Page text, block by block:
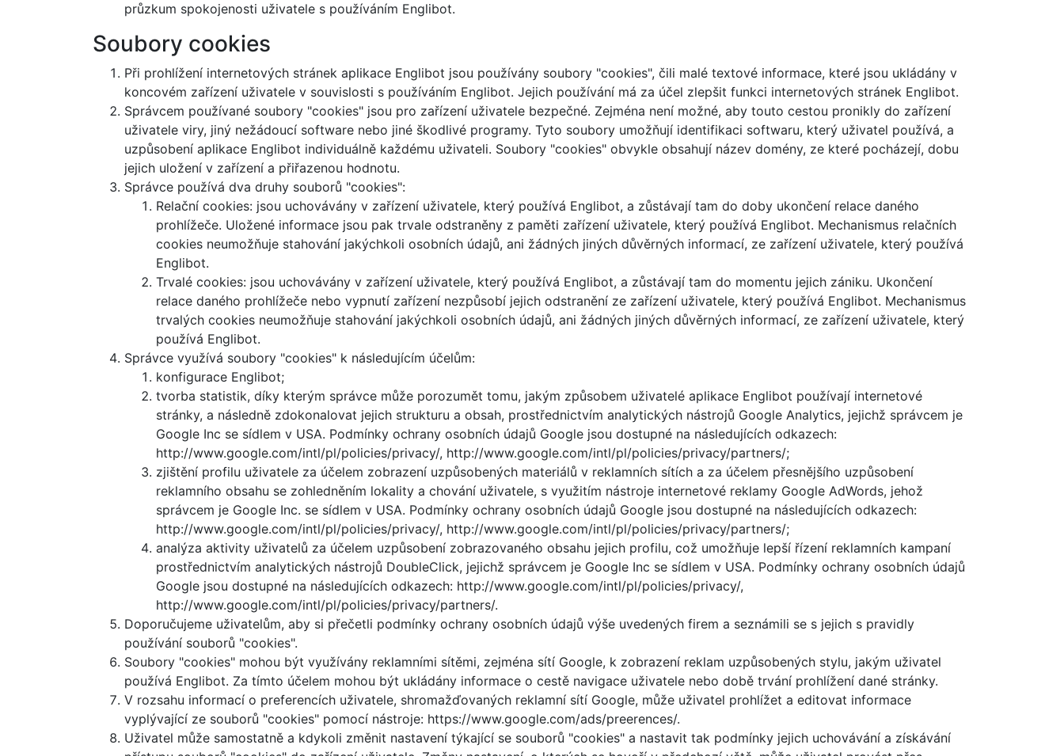
průzkum spokojenosti uživatele s používáním Englibot.
Soubory cookies
Při prohlížení internetových stránek aplikace Englibot jsou používány soubory "cookies", čili malé textové informace, které jsou ukládány v
koncovém zařízení uživatele v souvislosti s používáním Englibot. Jejich používání má za účel zlepšit funkci internetových stránek Englibot.
Správcem používané soubory "cookies" jsou pro zařízení uživatele bezpečné. Zejména není možné, aby touto cestou pronikly do zařízení
uživatele viry, jiný nežádoucí software nebo jiné škodlivé programy. Tyto soubory umožňují identifikaci softwaru, který uživatel používá, a
uzpůsobení aplikace Englibot individuálně každému uživateli. Soubory "cookies" obvykle obsahují název domény, ze které pocházejí, dobu
jejich uložení v zařízení a přiřazenou hodnotu.
Správce používá dva druhy souborů "cookies":
Relační cookies: jsou uchovávány v zařízení uživatele, který používá Englibot, a zůstávají tam do doby ukončení relace daného
prohlížeče. Uložené informace jsou pak trvale odstraněny z paměti zařízení uživatele, který používá Englibot. Mechanismus relačních
cookies neumožňuje stahování jakýchkoli osobních údajů, ani žádných jiných důvěrných informací, ze zařízení uživatele, který používá
Englibot.
Trvalé cookies: jsou uchovávány v zařízení uživatele, který používá Englibot, a zůstávají tam do momentu jejich zániku. Ukončení
relace daného prohlížeče nebo vypnutí zařízení nezpůsobí jejich odstranění ze zařízení uživatele, který používá Englibot. Mechanismus
trvalých cookies neumožňuje stahování jakýchkoli osobních údajů, ani žádných jiných důvěrných informací, ze zařízení uživatele, který
používá Englibot.
Správce využívá soubory "cookies" k následujícím účelům:
konfigurace Englibot;
tvorba statistik, díky kterým správce může porozumět tomu, jakým způsobem uživatelé aplikace Englibot používají internetové
stránky, a následně zdokonalovat jejich strukturu a obsah, prostřednictvím analytických nástrojů Google Analytics, jejichž správcem je
Google Inc se sídlem v USA. Podmínky ochrany osobních údajů Google jsou dostupné na následujících odkazech:
http://www.google.com/intl/pl/policies/privacy/, http://www.google.com/intl/pl/policies/privacy/partners/;
zjištění profilu uživatele za účelem zobrazení uzpůsobených materiálů v reklamních sítích a za účelem přesnějšího uzpůsobení
reklamního obsahu se zohledněním lokality a chování uživatele, s využitím nástroje internetové reklamy Google AdWords, jehož
správcem je Google Inc. se sídlem v USA. Podmínky ochrany osobních údajů Google jsou dostupné na následujících odkazech:
http://www.google.com/intl/pl/policies/privacy/, http://www.google.com/intl/pl/policies/privacy/partners/;
analýza aktivity uživatelů za účelem uzpůsobení zobrazovaného obsahu jejich profilu, což umožňuje lepší řízení reklamních kampaní
prostřednictvím analytických nástrojů DoubleClick, jejichž správcem je Google Inc se sídlem v USA. Podmínky ochrany osobních údajů
Google jsou dostupné na následujících odkazech: http://www.google.com/intl/pl/policies/privacy/,
http://www.google.com/intl/pl/policies/privacy/partners/.
Doporučujeme uživatelům, aby si přečetli podmínky ochrany osobních údajů výše uvedených firem a seznámili se s jejich s pravidly
používání souborů "cookies".
Soubory "cookies" mohou být využívány reklamními sítěmi, zejména sítí Google, k zobrazení reklam uzpůsobených stylu, jakým uživatel
používá Englibot. Za tímto účelem mohou být ukládány informace o cestě navigace uživatele nebo době trvání prohlížení dané stránky.
V rozsahu informací o preferencích uživatele, shromažďovaných reklamní sítí Google, může uživatel prohlížet a editovat informace
vyplývající ze souborů "cookies" pomocí nástroje: https://www.google.com/ads/preerences/.
Uživatel může samostatně a kdykoli změnit nastavení týkající se souborů "cookies" a nastavit tak podmínky jejich uchovávání a získávání